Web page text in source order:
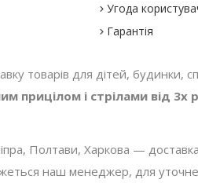
Угода
Гарантія
товарів для дітей, будинки,
прицілом і стрілами від 3х
Полтави, Харкова — доставка
наш менеджер, для